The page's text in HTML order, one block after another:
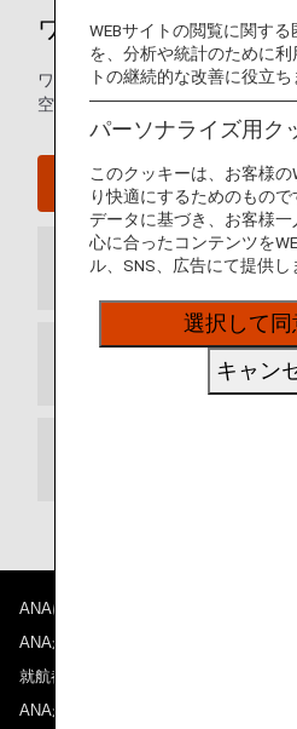
ワシントンD.C. - ダレ
ワシントン・ダラス国際空港の
空港内に関するその他の情報。
ワシントンD.C. - ダレス国
到着ターミナル
ANAについて
ANAからのお知らせ
就航都市
ANAがお約束する体験
WEBサイトの閲覧に関す
を、分析や統計のために利
トの継続的な改善に役立ち
パーソナライズ用ク
このクッキーは、お客様の
り快適にするためのもの
データに基づき、お客様
心に合ったコンテンツを
ル、SNS、広告にて提供し
選択して同
キャン